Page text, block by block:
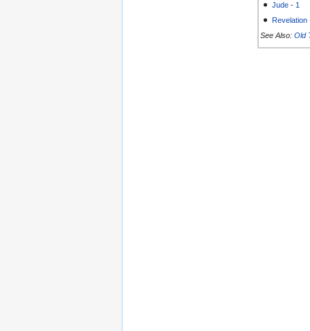
Jude -1
Revelation
See Also: Old